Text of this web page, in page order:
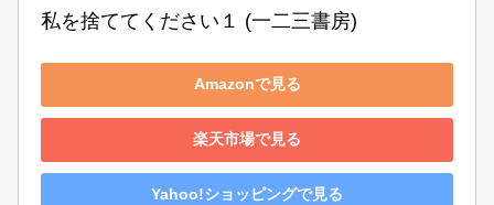
私を捨ててください１ (一二三書房)
Amazonで見る
楽天市場で見る
Yahoo!ショッピングで見る